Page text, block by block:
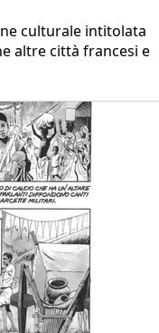
culturale intitolata
altre città francesi e